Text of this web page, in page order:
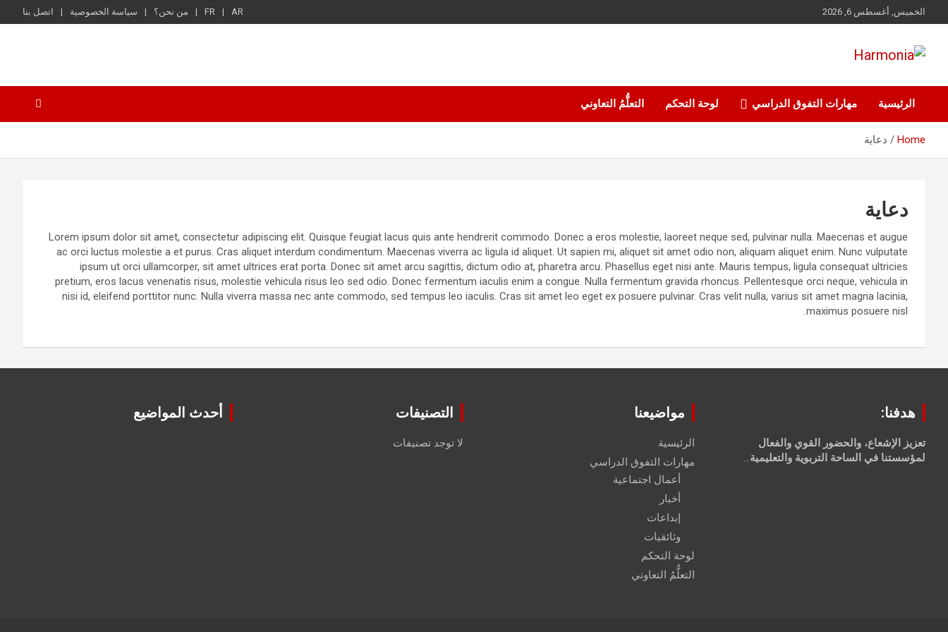
to
الخميس, أغسطس 6, 2026 AR
FR من نحن؟ سياسة الخصوصية اتصل بنا
Harmonia
الرئيسية مهارات التفوق الدراسي لوحة التحكم التعلُّمُ التعاوني
Home دعاية
دعاية
Lorem ipsum dolor sit amet, consectetur adipiscing elit. Quisque feugiat lacus quis ante hendrerit commodo. Donec a eros molestie, laoreet neque sed, pulvinar nulla. Maecenas et augue
ac orci luctus molestie a et purus. Cras aliquet interdum condimentum. Maecenas viverra ac ligula id aliquet. Ut sapien mi, aliquet sit amet odio non, aliquam aliquet enim. Nunc vulputate
ipsum ut orci ullamcorper, sit amet ultrices erat porta. Donec sit amet arcu sagittis, dictum odio at, pharetra arcu. Phasellus eget nisi ante. Mauris tempus, ligula consequat ultricies
pretium, eros lacus venenatis risus, molestie vehicula risus leo sed odio. Donec fermentum iaculis enim a congue. Nulla fermentum gravida rhoncus. Pellentesque orci neque, vehicula in
nisi id, eleifend porttitor nunc. Nulla viverra massa nec ante commodo, sed tempus leo iaculis. Cras sit amet leo eget ex posuere pulvinar. Cras velit nulla, varius sit amet magna lacinia,
maximus posuere nisl.
هدفنا:
تعزيز الإشعاع، والحضور القوي والفعال
لمؤسستنا في الساحة التربوية والتعليمية...
مواضيعنا
الرئيسية
مهارات التفوق الدراسي
أعمال اجتماعية
أخبار
إبداعات
وثائقيات
لوحة التحكم
التعلُّمُ التعاوني
التصنيفات
لا توجد تصنيفات
أحدث المواضيع